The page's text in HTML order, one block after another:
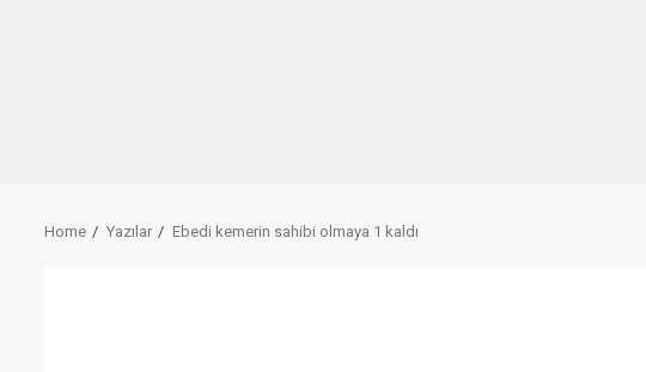
Home Yazılar Ebedi kemerin sahibi olmaya 1 kaldı